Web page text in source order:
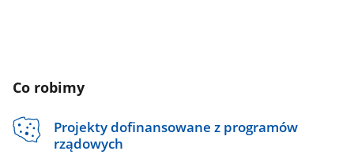
Co robimy
Projekty dofinansowane z programów
rządowych